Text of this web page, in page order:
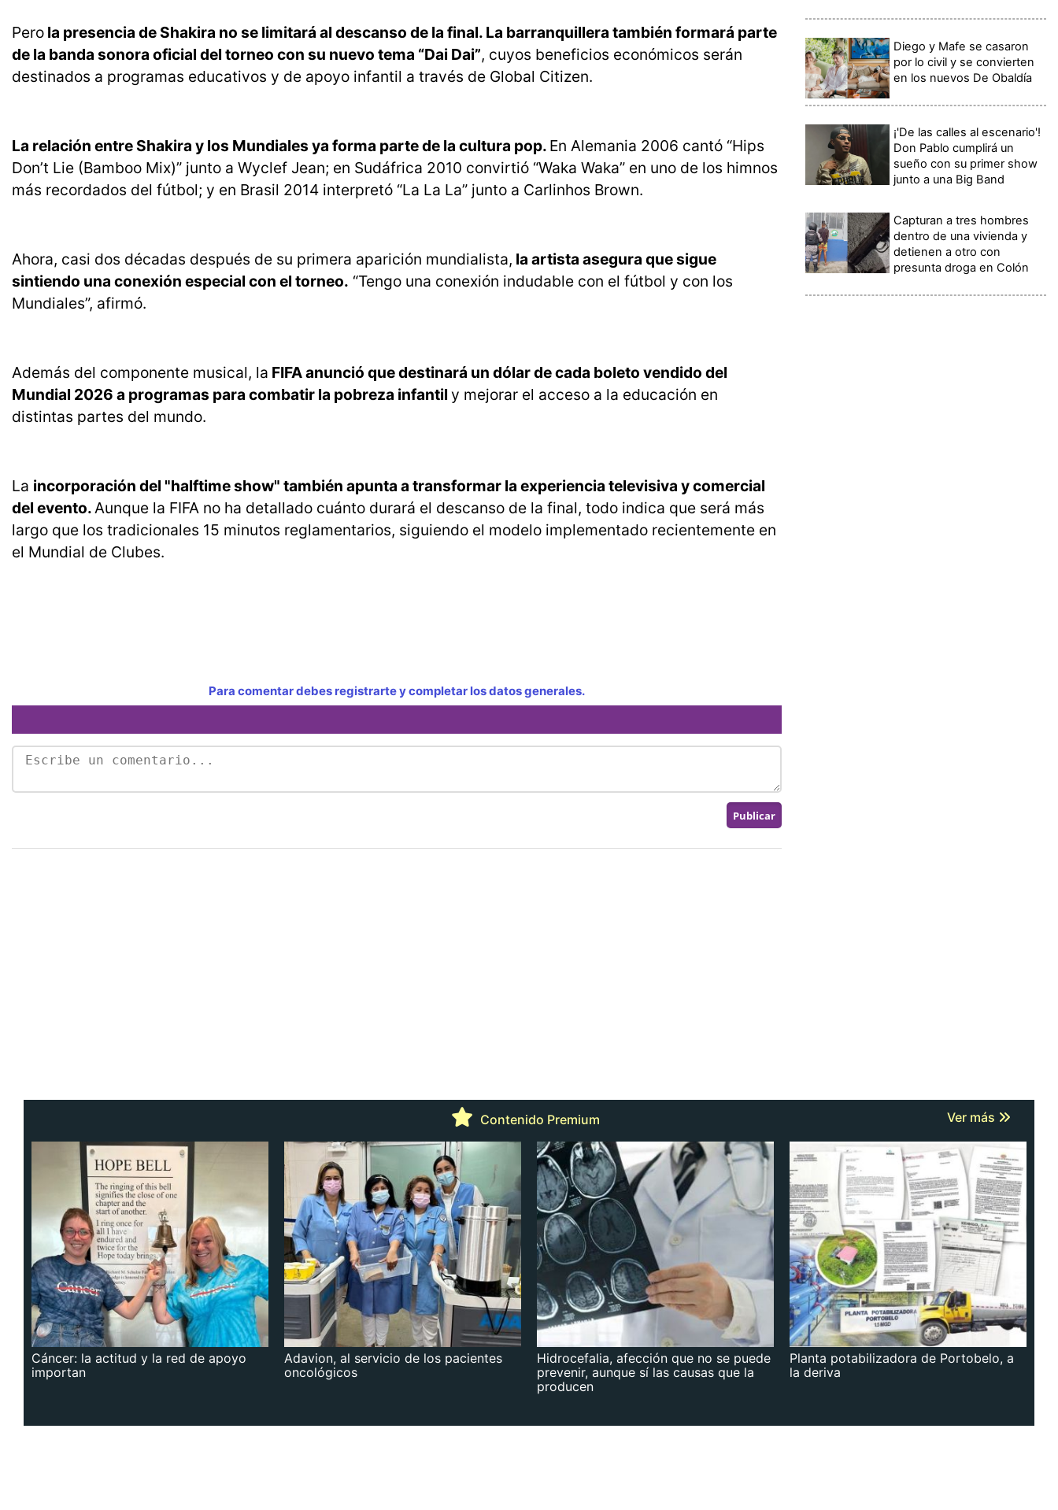
Pero la presencia de Shakira no se limitará al descanso de la final. La barranquillera también formará parte
de la banda sonora oficial del torneo con su nuevo tema “Dai Dai”, cuyos beneficios económicos serán
destinados a programas educativos y de apoyo infantil a través de Global Citizen.
La relación entre Shakira y los Mundiales ya forma parte de la cultura pop. En Alemania 2006 cantó “Hips
Don’t Lie (Bamboo Mix)” junto a Wyclef Jean; en Sudáfrica 2010 convirtió “Waka Waka” en uno de los himnos
más recordados del fútbol; y en Brasil 2014 interpretó “La La La” junto a Carlinhos Brown.
Ahora, casi dos décadas después de su primera aparición mundialista, la artista asegura que sigue
sintiendo una conexión especial con el torneo. “Tengo una conexión indudable con el fútbol y con los
Mundiales”, afirmó.
Además del componente musical, la FIFA anunció que destinará un dólar de cada boleto vendido del
Mundial 2026 a programas para combatir la pobreza infantil y mejorar el acceso a la educación en
distintas partes del mundo.
La incorporación del "halftime show" también apunta a transformar la experiencia televisiva y comercial
del evento.Aunque la FIFA no ha detallado cuánto durará el descanso de la final, todo indica que será más
largo que los tradicionales 15 minutos reglamentarios, siguiendo el modelo implementado recientemente en
el Mundial de Clubes.
Para comentar debes registrarte y completar los datos generales.
Diego y Mafe se casaron
por lo civil y se convierten
en los nuevos De Obaldía
¡'De las calles al escenario'!
Don Pablo cumplirá un
sueño con su primer show
junto a una Big Band
Capturan a tres hombres
dentro de una vivienda y
detienen a otro con
presunta droga en Colón
Contenido Premium Ver más
Cáncer: la actitud y la red de apoyo
importan
Adavion, al servicio de los pacientes
oncológicos
Hidrocefalia, afección que no se puede
prevenir, aunque sí las causas que la
producen
Planta potabilizadora de Portobelo, a
la deriva